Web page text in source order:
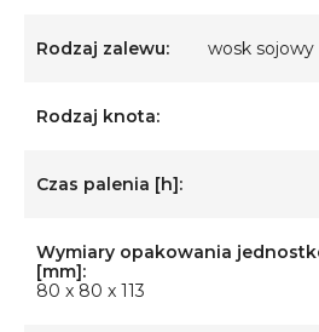
Rodzaj zalewu: wosk
Rodzaj knota:
Czas palenia [h]:
Wymiary opakowania
[mm]:
80 x 80 x 113